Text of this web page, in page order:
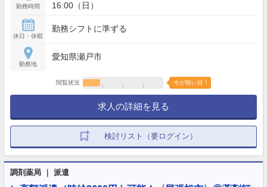
勤務時間
16:00（日）
休日・休暇
勤務シフトに準ずる
勤務地
愛知県瀬戸市
閲覧状況 今が狙い目！
求人の詳細を見る
検討リスト（要ログイン）
調剤薬局 ｜ 派遣